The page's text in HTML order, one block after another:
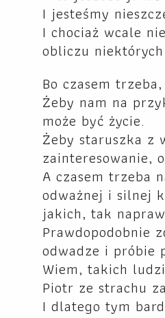
I jesteśmy
I chociaż wcale
obliczu
Bo czasem
Żeby nam na
może być życie.
Żeby staruszka z
zainteresowanie,
A czasem trzeba
odważnej i silnej
jakich, tak
Prawdopodobnie
odwadze i próbie
Wiem, takich
Piotr ze strachu
I dlatego tym